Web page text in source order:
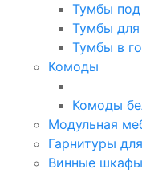
Тумбы под
Тумбы
Тумбы в
Комоды
Комоды
Модульная
Гарнитуры
Винные